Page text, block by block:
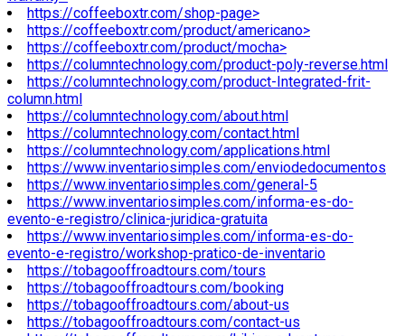
https://coffeeboxtr.com/shop-page>
https://coffeeboxtr.com/product/americano>
https://coffeeboxtr.com/product/mocha>
https://columntechnology.com/product-poly-reverse.html
https://columntechnology.com/product-Integrated-frit-
column.html
https://columntechnology.com/about.html
https://columntechnology.com/contact.html
https://columntechnology.com/applications.html
https://www.inventariosimples.com/enviodedocumentos
https://www.inventariosimples.com/general-5
https://www.inventariosimples.com/informa-es-do-
evento-e-registro/clinica-juridica-gratuita
https://www.inventariosimples.com/informa-es-do-
evento-e-registro/workshop-pratico-de-inventario
https://tobagooffroadtours.com/tours
https://tobagooffroadtours.com/booking
https://tobagooffroadtours.com/about-us
https://tobagooffroadtours.com/contact-us